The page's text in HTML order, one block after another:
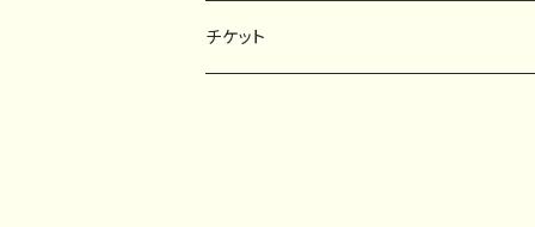
アクセサリー
チケット